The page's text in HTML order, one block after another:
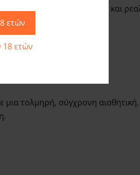
ετών
18 ετών
προσφέρουν φυσική υφή και
τολμηρή, σύγχρονη αισθητική.